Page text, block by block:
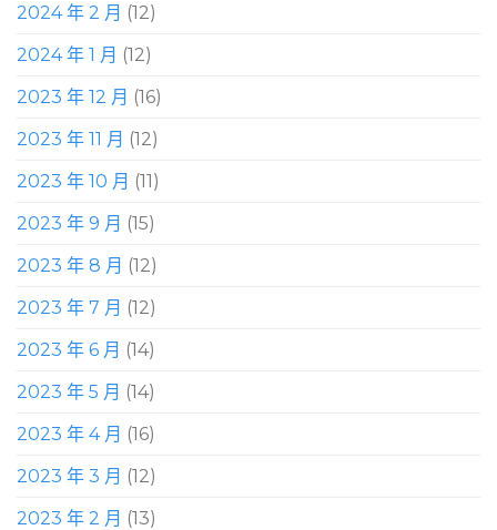
2024 年 2 月 (12)
2024 年 1 月 (12)
2023 年 12 月 (16)
2023 年 11 月 (12)
2023 年 10 月 (11)
2023 年 9 月 (15)
2023 年 8 月 (12)
2023 年 7 月 (12)
2023 年 6 月 (14)
2023 年 5 月 (14)
2023 年 4 月 (16)
2023 年 3 月 (12)
2023 年 2 月 (13)